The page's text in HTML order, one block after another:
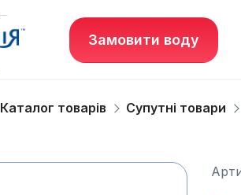
Замовити воду
Каталог товарів Супутні товари